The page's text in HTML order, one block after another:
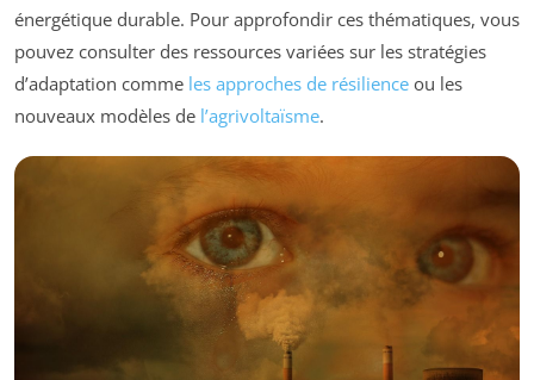
énergétique durable. Pour approfondir ces thématiques, vous
pouvez consulter des ressources variées sur les stratégies
d’adaptation comme les approches de résilience ou les
nouveaux modèles de l’agrivoltaïsme.